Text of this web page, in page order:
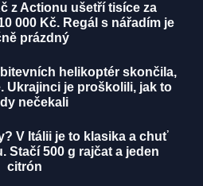
z Actionu ušetří tisíce za
000 Kč. Regál s nářadím je
prázdný
helikoptér skončila,
Ukrajinci je proškolili, jak to
nečekali
V Itálii je to klasika a chuť
Stačí 500 g rajčat a jeden
citrón